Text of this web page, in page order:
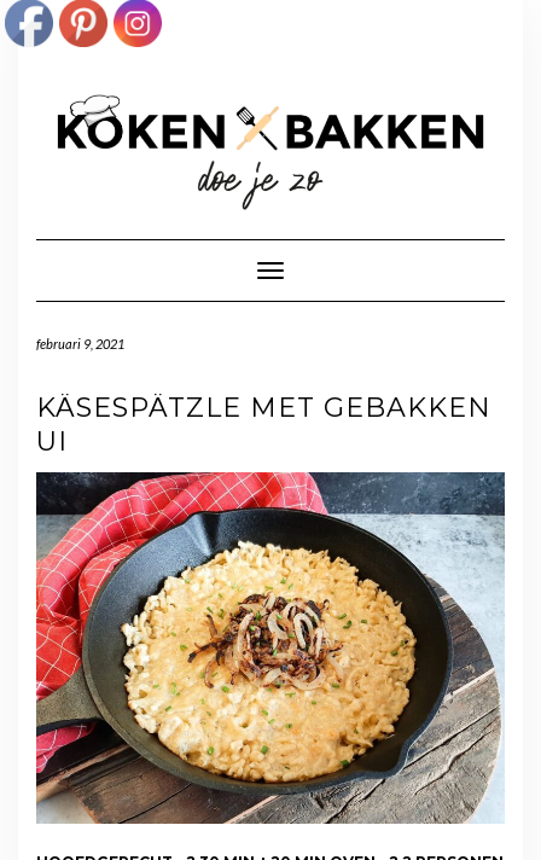
Toggle navigatie
februari 9, 2021
KÄSESPÄTZLE MET GEBAKKEN
UI